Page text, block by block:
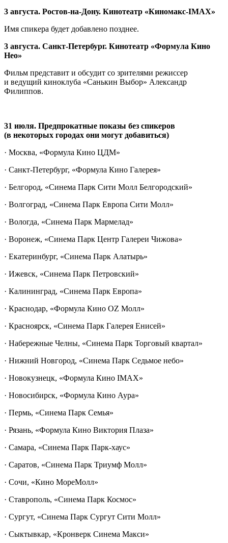
3 августа. Ростов-на-Дону. Кинотеатр «Киномакс-IMAX»
Имя спикера будет добавлено позднее.
3 августа. Санкт-Петербург. Кинотеатр «Формула Кино
Нео»
Фильм представит и обсудит со зрителями режиссер
и ведущий киноклуба «Санькин Выбор» Александр
Филиппов.
31 июля. Предпрокатные показы без спикеров
(в некоторых городах они могут добавиться)
· Москва, «Формула Кино ЦДМ»
· Санкт-Петербург, «Формула Кино Галерея»
· Белгород, «Синема Парк Сити Молл Белгородский»
· Волгоград, «Синема Парк Европа Сити Молл»
· Вологда, «Синема Парк Мармелад»
· Воронеж, «Синема Парк Центр Галереи Чижова»
· Екатеринбург, «Синема Парк Алатырь»
· Ижевск, «Синема Парк Петровский»
· Калининград, «Синема Парк Европа»
· Краснодар, «Формула Кино OZ Молл»
· Красноярск, «Синема Парк Галерея Енисей»
· Набережные Челны, «Синема Парк Торговый квартал»
· Нижний Новгород, «Синема Парк Седьмое небо»
· Новокузнецк, «Формула Кино IMAX»
· Новосибирск, «Формула Кино Аура»
· Пермь, «Синема Парк Семья»
· Рязань, «Формула Кино Виктория Плаза»
· Самара, «Синема Парк Парк-хаус»
· Саратов, «Синема Парк Триумф Молл»
· Сочи, «Кино МореМолл»
· Ставрополь, «Синема Парк Космос»
· Сургут, «Синема Парк Сургут Сити Молл»
· Сыктывкар, «Кронверк Синема Макси»